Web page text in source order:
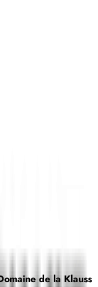
de la Klauss